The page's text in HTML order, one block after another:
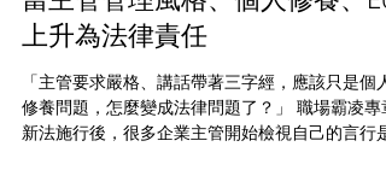
simply to avoid managing them altogether.
Neith
上升為法律責任
「主管要求嚴格、講話帶著三字經，應該只是個人
修養問題，怎麼變成法律問題了？」 職場霸凌專章
新法施行後，很多企業主管開始檢視自己的言行是